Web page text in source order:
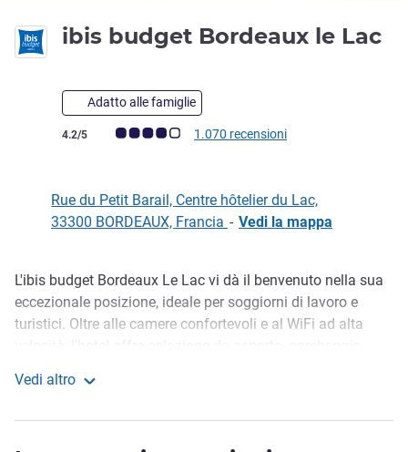
ibis budget Bordeaux le Lac2
Adatto alle famiglie
Giudizio clienti (Valutazione ALL)
4.2/5 1.070 recensioni
Rue du Petit Barail, Centre hôtelier du Lac,
33300 BORDEAUX, Francia - Vedi la mappa
Descrizione
L'ibis budget Bordeaux Le Lac vi dà il benvenuto nella sua
eccezionale posizione, ideale per soggiorni di lavoro e
turistici. Oltre alle camere confortevoli e al WiFi ad alta
Una struttura che coniuga praticità ed economicità e vi
Il tram per raggiungere il centro di Bordeaux dista 5 minuti
Vedi altro